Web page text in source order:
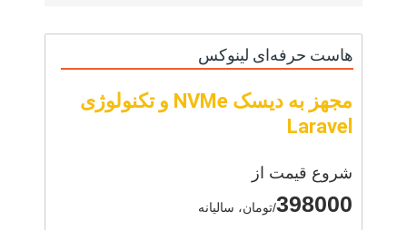
هاست حرفه‌ای لینوکس
مجهز به دیسک NVMe و تکنولوژی
Laravel
شروع قیمت از
398000/تومان، سالیانه